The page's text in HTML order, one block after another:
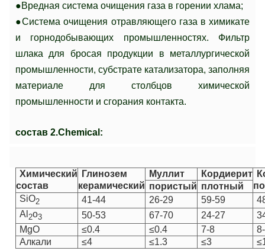
●Вредная система очищения газа в горении хлама;
●Система очищения отравляющего газа в химикате
и горнодобывающих промышленностях. Фильтр
шлака для бросая продукции в металлургической
промышленности, субстрате катализатора, заполняя
материале для столбцов химической
промышленности и сгорания контакта.
состав 2.Chemical:
Химический
состав
Глинозем
керамический
Муллит Кордиерит
пористый плотный
SiO2 41-44 26-29 59-59
Al 2o3 50-53 67-70 24-27
MgO
≤0.4 ≤0.4 7-8
Алкали
≤4 ≤1.3 ≤3